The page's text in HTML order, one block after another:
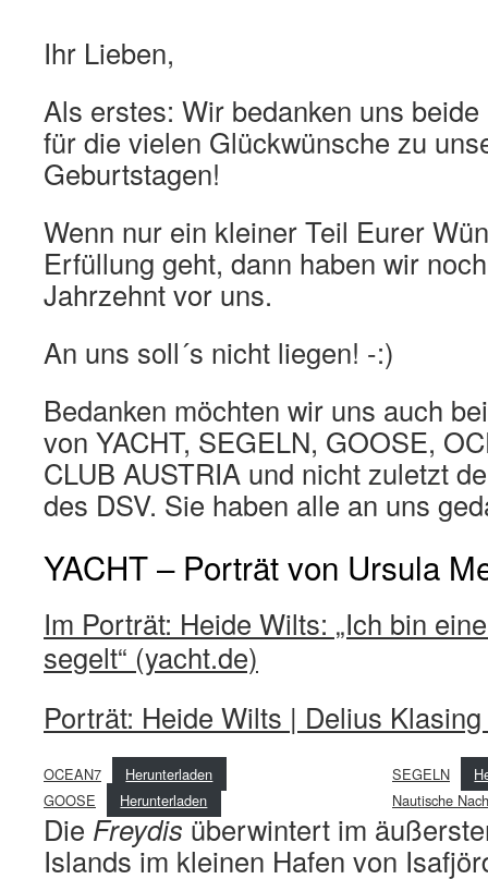
Ihr Lieben,
Als erstes: Wir bedanken uns
für die vielen Glückwünsche zu
Geburtstagen!
Wenn nur ein kleiner Teil Eurer
Erfüllung geht, dann haben wir
Jahrzehnt vor uns.
An uns soll´s nicht liegen! -:)
Bedanken möchten wir uns auch
von YACHT, SEGELN, GOOSE,
CLUB AUSTRIA und nicht zuletzt
des DSV. Sie haben alle an uns
YACHT – Porträt von Ursula
Im Porträt: Heide Wilts: „Ich bin
segelt“ (yacht.de)
Porträt: Heide Wilts | Delius
OCEAN7
Herunterladen
GOOSE
Herunterladen
SEGELN
Nautische
Die Freydisüberwintert im
Islands im kleinen Hafen von